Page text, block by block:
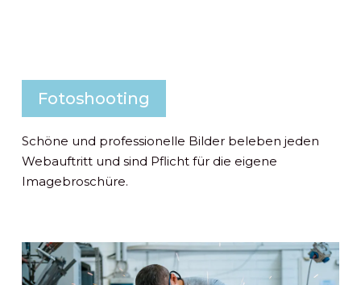
Fotoshooting
Schöne und professionelle Bilder beleben jeden
Webauftritt und sind Pflicht für die eigene
Imagebroschüre.